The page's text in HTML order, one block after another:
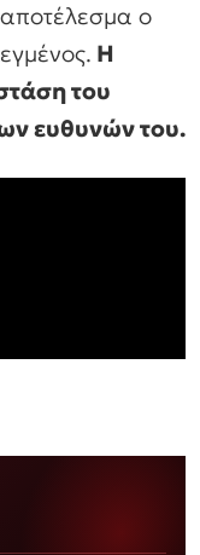
ο
Η
του
ευθυνών του.